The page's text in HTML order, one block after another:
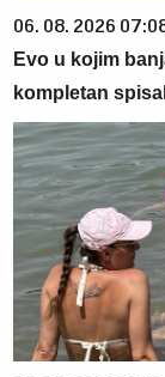
06. 08. 2026
Evo u kojim
kompletan